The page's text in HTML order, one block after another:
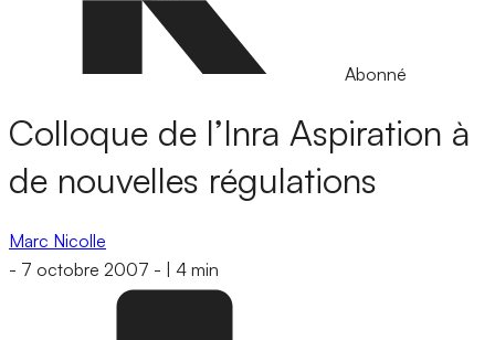
Abonné
Colloque de l’Inra Aspiration à
de nouvelles régulations
Marc Nicolle
- 7 octobre 2007 - 4 min